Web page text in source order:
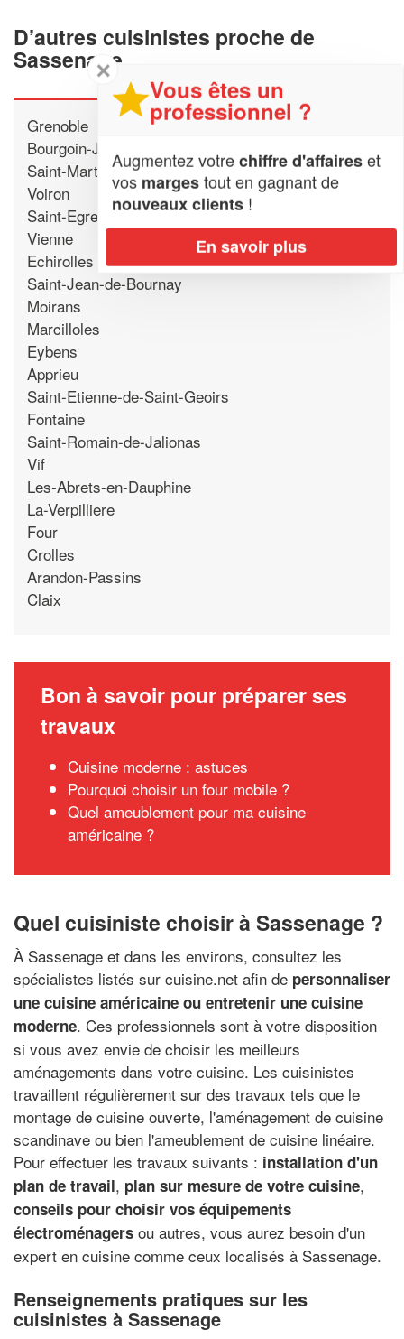
D’autres cuisinistes proche de
Sassenage
Grenoble
Bourgoin-Jallieu
Saint-Martin-d'Heres
Voiron
Saint-Egreve
Vienne
Echirolles
Saint-Jean-de-Bournay
Moirans
Marcilloles
Eybens
Apprieu
Saint-Etienne-de-Saint-Geoirs
Fontaine
Saint-Romain-de-Jalionas
Vif
Les-Abrets-en-Dauphine
La-Verpilliere
Four
Crolles
Arandon-Passins
Claix
Bon à savoir pour préparer ses
travaux
Cuisine moderne : astuces
Pourquoi choisir un four mobile ?
Quel ameublement pour ma cuisine
américaine ?
Quel cuisiniste choisir à Sassenage ?
À Sassenage et dans les environs, consultez les
spécialistes listés sur cuisine.net afin de personnaliser
une cuisine américaine ou entretenir une cuisine
moderne. Ces professionnels sont à votre disposition
si vous avez envie de choisir les meilleurs
aménagements dans votre cuisine. Les cuisinistes
travaillent régulièrement sur des travaux tels que le
montage de cuisine ouverte, l'aménagement de cuisine
scandinave ou bien l'ameublement de cuisine linéaire.
Pour effectuer les travaux suivants : installation d'un
plan de travail, plan sur mesure de votre cuisine,
conseils pour choisir vos équipements
électroménagers ou autres, vous aurez besoin d'un
expert en cuisine comme ceux localisés à Sassenage.
Renseignements pratiques sur les
cuisinistes à Sassenage
✕
Vous êtes un
professionnel ?
Augmentez votrechiffre d'affaireset
vos margestout en gagnant de
nouveaux clients !
En savoir plus